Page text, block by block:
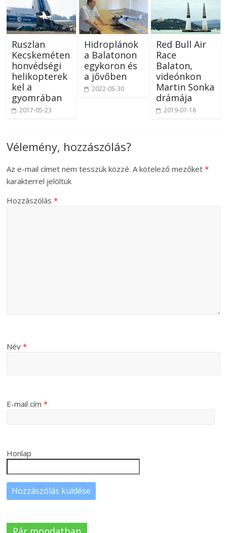
Ruszlan
Kecskeméten
honvédségi
helikopterek
kel a
gyomrában
2017-05-23
Hidroplánok
a Balatonon
egykoron és
a jővőben
2022-05-30
Red Bull Air
Race
Balaton,
videónkon
Martin Sonka
drámája
2019-07-18
Vélemény, hozzászólás?
Az e-mail címet nem tesszük közzé. A kötelező mezőket*
karakterrel jelöltük
Hozzászólás*
Név*
E-mail cím*
Honlap